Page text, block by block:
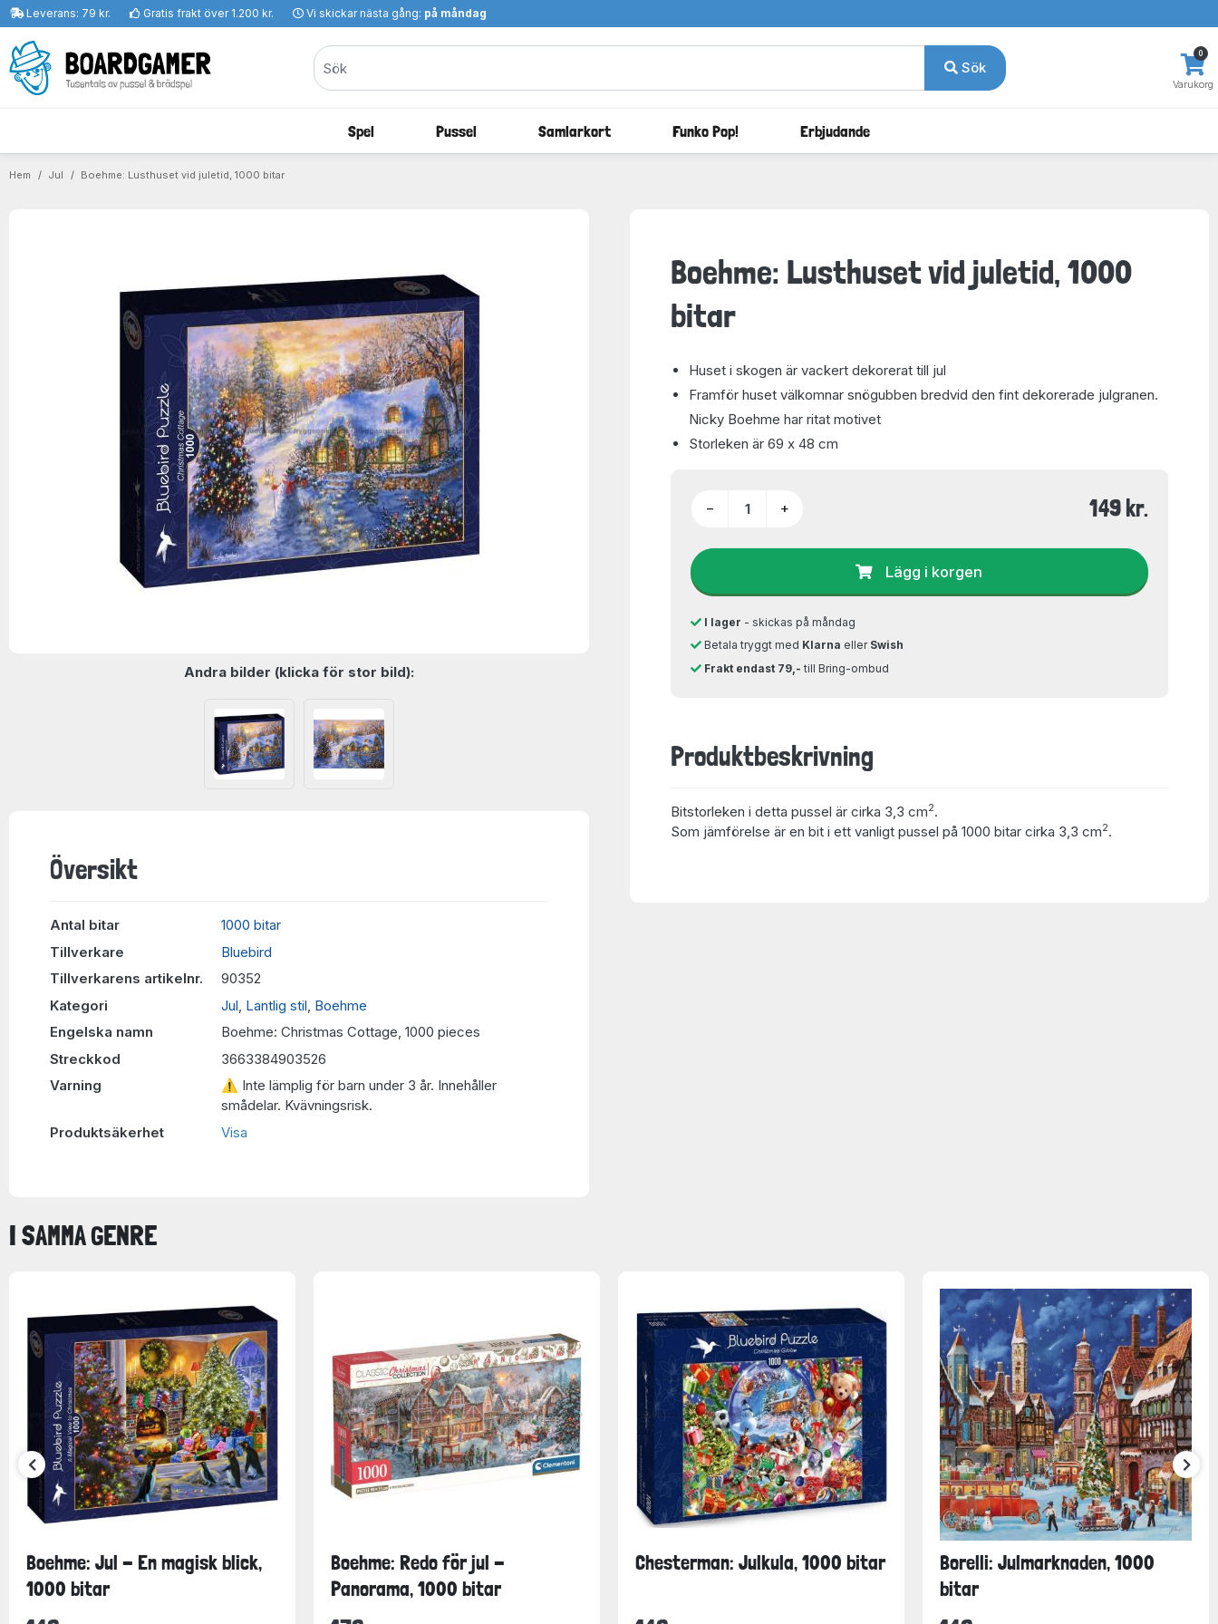
Leverans: 79 kr. Gratis frakt över 1.200 kr. Vi skickar nästa gång: på måndag
Sök
Varukorg
0
Spel Pussel Samlarkort Funko Pop! Erbjudande
Hem Jul Boehme: Lusthuset vid juletid, 1000 bitar
Andra bilder (klicka för stor bild):
Översikt
Antal bitar
1000 bitar
Tillverkare
Bluebird
Tillverkarens artikelnr.
90352
Kategori
Jul Lantlig stil Boehme
Engelska namn
Boehme: Christmas Cottage, 1000 pieces
Streckkod
3663384903526
Varning
⚠ Inte lämplig för barn under 3 år. Innehåller
smådelar. Kvävningsrisk.
Produktsäkerhet
Visa
Boehme: Lusthuset vid juletid, 1000
bitar
Huset i skogen är vackert dekorerat till jul
Framför huset välkomnar snögubben bredvid den fint dekorerade julgranen.
Nicky Boehme har ritat motivet
Storleken är 69 x 48 cm
− + 149 kr.
Lägg i korgen
I lager - skickas på måndag
Betala tryggt med Klarna eller Swish
Frakt endast 79,- till Bring-ombud
Produktbeskrivning
Bitstorleken i detta pussel är cirka 3,3 cm2.
Som jämförelse är en bit i ett vanligt pussel på 1000 bitar cirka 3,3 cm2.
I SAMMA GENRE
Boehme: Jul - En magisk blick,
1000 bitar
Boehme: Redo för jul -
Panorama, 1000 bitar
Chesterman: Julkula, 1000 bitar
Borelli: Julmarknaden, 1000
bitar